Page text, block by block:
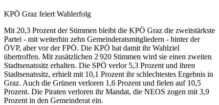
KPÖ Graz feiert Wahlerfolg
Mit 20,3 Prozent der Stimmen bleibt die KPÖ Graz die zweitstärkste
Partei - mit weiterhin zehn Gemeinderatsmitgliedern - hinter der
ÖVP, aber vor der FPÖ. Die KPÖ hat damit ihr Wahlziel
übertroffen. Mit zusätzlichen 2 920 Stimmen wird sie einen zweiten
Stadtsenatssitz erhalten. Die SPÖ verlor 5,3 Prozent und ihren
Stadtsenatssitz, erhielt mit 10,1 Prozent ihr schlechtestes Ergebnis in
Graz. Auch die Grünen verloren 1,6 Prozent und fielen auf 10,5
Prozent. Die Piraten verloren ihr Mandat, die NEOS zogen mit 3,9
Prozent in den Gemeinderat ein.